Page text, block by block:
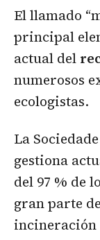
El llamado
principal
actual del
numerosos
ecologistas.
La
gestiona
del 97 % de
gran parte
incineración